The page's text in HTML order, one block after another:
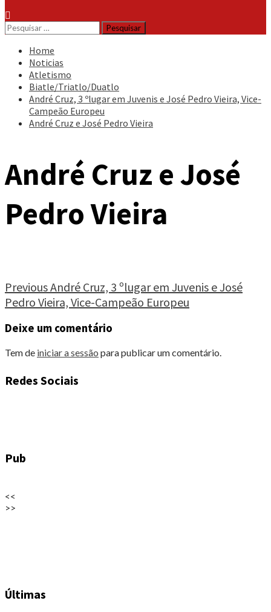
Pesquisar
por:
Home
Noticias
Atletismo
Biatle/Triatlo/Duatlo
André Cruz, 3 ºlugar em Juvenis e José Pedro Vieira, Vice-
Campeão Europeu
André Cruz e José Pedro Vieira
André Cruz e José
Pedro Vieira
Continue
Reading
PreviousAndré Cruz, 3 ºlugar em Juvenis e José
Pedro Vieira, Vice-Campeão Europeu
Deixe um comentário
Tem de iniciar a sessão para publicar um comentário.
Redes Sociais
Pub
<<
>>
Últimas